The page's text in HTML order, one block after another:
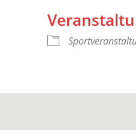
Google Kalender